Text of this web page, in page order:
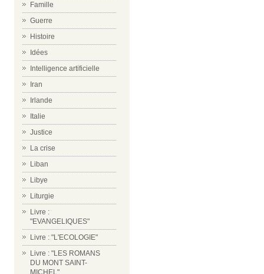
Famille
Guerre
Histoire
Idées
Intelligence artificielle
Iran
Irlande
Italie
Justice
La crise
Liban
Libye
Liturgie
Livre :
"EVANGELIQUES"
Livre : "L'ECOLOGIE"
Livre : "LES ROMANS
DU MONT SAINT-
MICHEL"